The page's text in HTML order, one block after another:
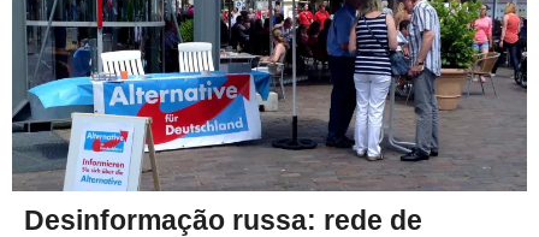
Desinformação russa: rede de